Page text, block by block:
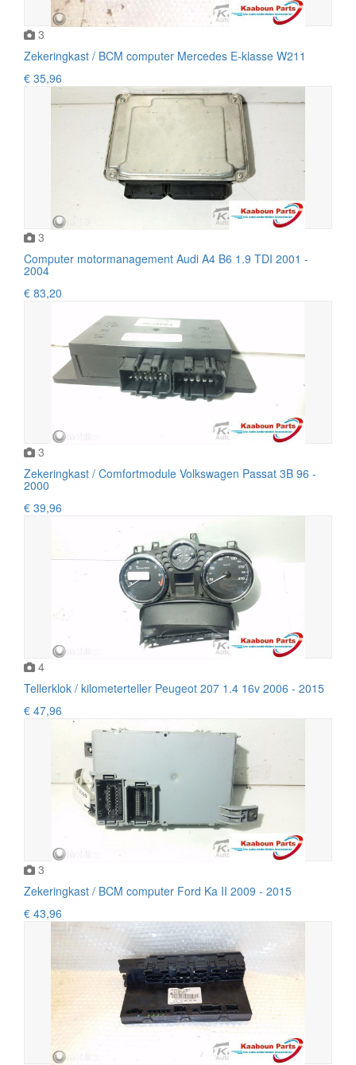
3
Zekeringkast / BCM computer Mercedes E-klasse W211
€ 35,96
3
Computer motormanagement Audi A4 B6 1.9 TDI 2001 -
2004
€ 83,20
3
Zekeringkast / Comfortmodule Volkswagen Passat 3B 96 -
2000
€ 39,96
4
Tellerklok / kilometerteller Peugeot 207 1.4 16v 2006 - 2015
€ 47,96
3
Zekeringkast / BCM computer Ford Ka II 2009 - 2015
€ 43,96